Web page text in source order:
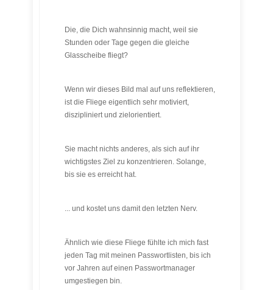
Die, die Dich wahnsinnig macht, weil sie
Stunden oder Tage gegen die gleiche
Glasscheibe fliegt?
Wenn wir dieses Bild mal auf uns reflektieren,
ist die Fliege eigentlich sehr motiviert,
diszipliniert und zielorientiert.
Sie macht nichts anderes, als sich auf ihr
wichtigstes Ziel zu konzentrieren. Solange,
bis sie es erreicht hat.
... und kostet uns damit den letzten Nerv.
Ähnlich wie diese Fliege fühlte ich mich fast
jeden Tag mit meinen Passwortlisten, bis ich
vor Jahren auf einen Passwortmanager
umgestiegen bin.